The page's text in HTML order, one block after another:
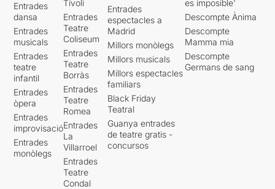
Entrades
dansa
Entrades
musicals
Entrades
teatre
infantil
Entrades
òpera
Entrades
improvisació
Entrades
monòlegs
Tívoli
Entrades
Teatre
Coliseum
Entrades
Teatre
Borràs
Entrades
Teatre
Romea
Entrades
La
Villarroel
Entrades
Teatre
Condal
Entrades
espectacles a
Madrid
Millors monòlegs
Millors musicals
Millors espectacles
familiars
Black Friday
Teatral
Guanya entrades
de teatre gratis -
concursos
es imposible'
Descompte Ànima
Descompte
Mamma mia
Descompte
Germans de sang